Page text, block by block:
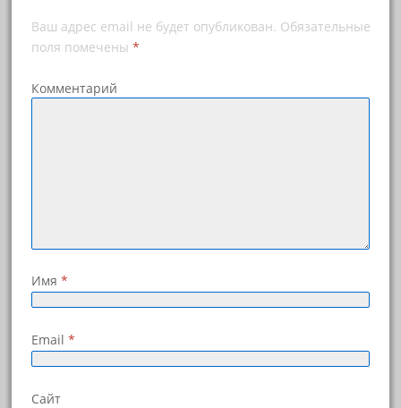
Ваш адрес email не будет опубликован. Обязательные
поля помечены *
Комментарий
Имя *
Email *
Сайт